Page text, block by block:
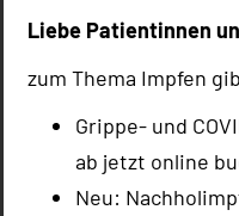
Versorgung und
Wartezeiten, weniger
die schwieriger
Ist das schon
Nein – noch nicht.
ist für den 12. Juni
Liebe Patientinnen
zum Thema Impfen
Grippe- und
ab jetzt online
Neu: